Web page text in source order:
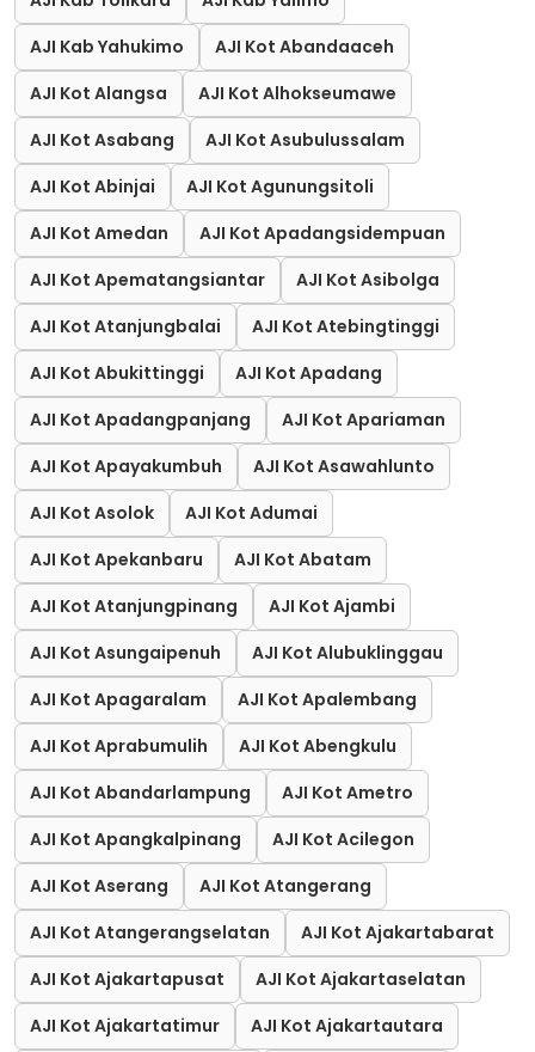
AJI Kab Yahukimo
AJI Kot Abandaaceh
AJI Kot Alangsa
AJI Kot Alhokseumawe
AJI Kot Asabang
AJI Kot Asubulussalam
AJI Kot Abinjai
AJI Kot Agunungsitoli
AJI Kot Amedan
AJI Kot Apadangsidempuan
AJI Kot Apematangsiantar
AJI Kot Asibolga
AJI Kot Atanjungbalai
AJI Kot Atebingtinggi
AJI Kot Abukittinggi
AJI Kot Apadang
AJI Kot Apadangpanjang
AJI Kot Apariaman
AJI Kot Apayakumbuh
AJI Kot Asawahlunto
AJI Kot Asolok
AJI Kot Adumai
AJI Kot Apekanbaru
AJI Kot Abatam
AJI Kot Atanjungpinang
AJI Kot Ajambi
AJI Kot Asungaipenuh
AJI Kot Alubuklinggau
AJI Kot Apagaralam
AJI Kot Apalembang
AJI Kot Aprabumulih
AJI Kot Abengkulu
AJI Kot Abandarlampung
AJI Kot Ametro
AJI Kot Apangkalpinang
AJI Kot Acilegon
AJI Kot Aserang
AJI Kot Atangerang
AJI Kot Atangerangselatan
AJI Kot Ajakartabarat
AJI Kot Ajakartapusat
AJI Kot Ajakartaselatan
AJI Kot Ajakartatimur
AJI Kot Ajakartautara